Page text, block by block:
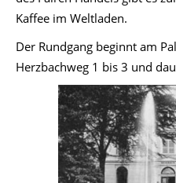
Kaffee im Weltladen.
Der Rundgang beginnt am
Herzbachweg 1 bis 3 und